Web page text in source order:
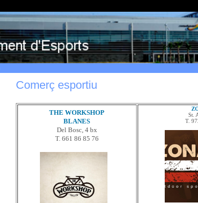
Comerç esportiu
THE WORKSHOP
BLANES
Del Bosc, 4 bx
T. 661 86 85 76
St.
T.